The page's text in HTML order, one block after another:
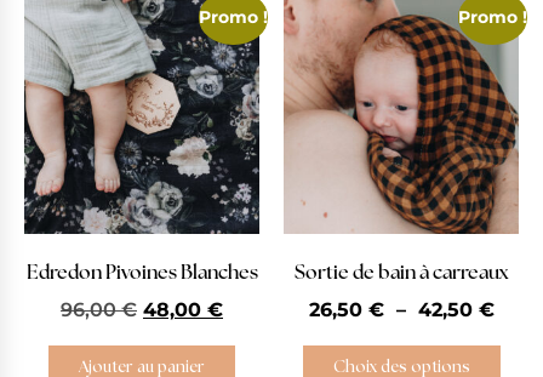
Promo !
Edredon Pivoines Blanches
96,00€ 48,00 €
Ajouter au panier
Promo !
Sortie de bain à carreaux
26,50 € – 42,50 €
Choix des options